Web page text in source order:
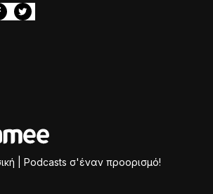
| Podcasts σ'έναν προορισμό!